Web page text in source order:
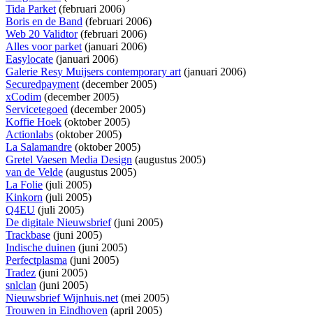
Tida Parket(februari 2006)
Boris en de Band (februari 2006)
Web 20 Validtor(februari 2006)
Alles voor parket(januari 2006)
Easylocate (januari 2006)
Galerie Resy Muijsers contemporary art(januari 2006)
Securedpayment(december 2005)
xCodim (december 2005)
Servicetegoed (december 2005)
Koffie Hoek (oktober 2005)
Actionlabs (oktober 2005)
La Salamandre (oktober 2005)
Gretel Vaesen Media Design (augustus 2005)
van de Velde (augustus 2005)
La Folie (juli 2005)
Kinkorn (juli 2005)
Q4EU (juli 2005)
De digitale Nieuwsbrief(juni 2005)
Trackbase (juni 2005)
Indische duinen (juni 2005)
Perfectplasma (juni 2005)
Tradez (juni 2005)
snlclan (juni 2005)
Nieuwsbrief Wijnhuis.net(mei 2005)
Trouwen in Eindhoven (april 2005)